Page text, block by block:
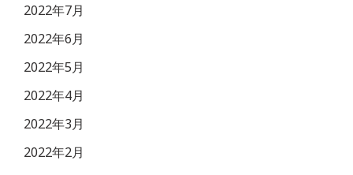
2022年7月
2022年6月
2022年5月
2022年4月
2022年3月
2022年2月